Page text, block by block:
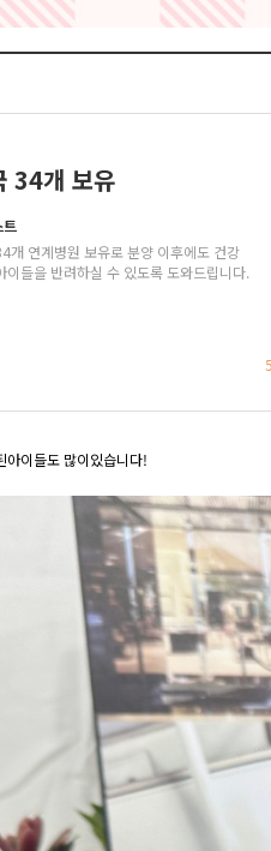
34개 보유
트
개 연계병원 보유로 분양 이후에도 건강
이들을 반려하실 수 있도록 도와드립니다.
아이들도 많이있습니다!